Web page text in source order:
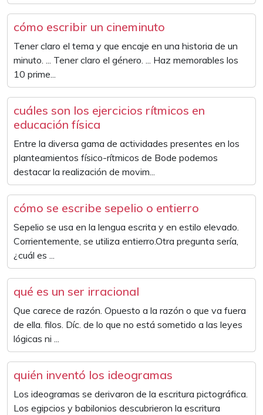
cómo escribir un cineminuto
Tener claro el tema y que encaje en una historia de un
minuto. ... Tener claro el género. ... Haz memorables los
10 prime...
cuáles son los ejercicios rítmicos en
educación física
Entre la diversa gama de actividades presentes en los
planteamientos físico-rítmicos de Bode podemos
destacar la realización de movim...
cómo se escribe sepelio o entierro
Sepelio se usa en la lengua escrita y en estilo elevado.
Corrientemente, se utiliza entierro.Otra pregunta sería,
¿cuál es ...
qué es un ser irracional
Que carece de razón. Opuesto a la razón o que va fuera
de ella. filos. Díc. de lo que no está sometido a las leyes
lógicas ni ...
quién inventó los ideogramas
Los ideogramas se derivaron de la escritura pictográfica.
Los egipcios y babilonios descubrieron la escritura